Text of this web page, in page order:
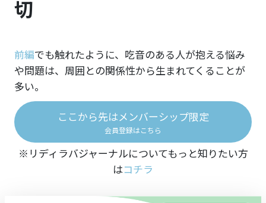
切
前編でも触れたように、吃音のある人が抱える悩み
や問題は、周囲との関係性から生まれてくることが
多い。
ここから先はメンバーシップ限定
会員登録はこちら
※リディラバジャーナルについてもっと知りたい方
はコチラ